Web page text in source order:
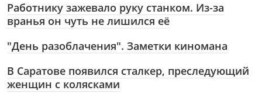
Работнику зажевало руку станком. Из-за
вранья он чуть не лишился её
"День разоблачения". Заметки киномана
В Саратове появился сталкер, преследующий
женщин с колясками